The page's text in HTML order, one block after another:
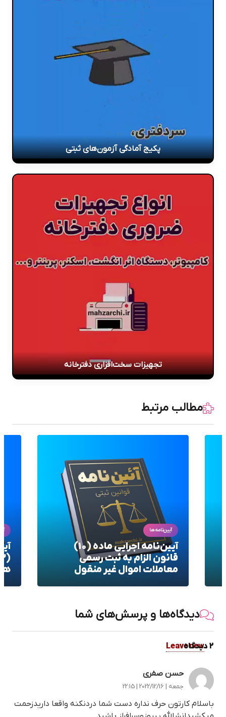
پکیج آمادگی آزمون‌های ثبتی
تجهیزات سخت‌افزاری دفترخانه
مطالب مرتبط
آیین‌نامه‌ها
آیین‌نامه اجرایی ماده (۱۰)
قانون الزام به ثبت رسمی
معاملات اموال غیر منقول
دیدگاه‌ها و پرسش‌های شما
2 دیدگاه.
Leave new
حسن صفری
جمعه | 2022/12/16 | 22:15
باسلام کارتون حرف نداره دست شما دردنکنه واقعا داریدزحمت